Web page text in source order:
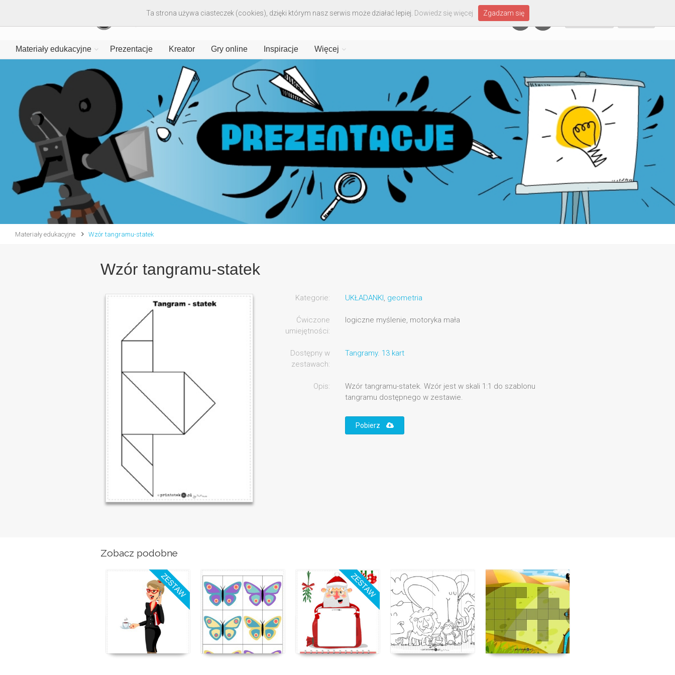
Materiały edukacyjne Prezentacje Kreator Gry online Inspiracje Więcej
Materiały edukacyjne Wzór tangramu-statek
Wzór tangramu-statek
Kategorie: UKŁADANKI, geometria
Ćwiczone
umiejętności:
logiczne myślenie, motoryka mała
Dostępny w
zestawach:
Tangramy. 13 kart
Opis:
Wzór tangramu-statek. Wzór jest w skali 1:1 do szablonu
tangramu dostępnego w zestawie.
Pobierz
Zobacz podobne
Ta strona używa ciasteczek (cookies), dzięki którym nasz serwis może działać lepiej. Dowiedz się więcej Zgadzam się